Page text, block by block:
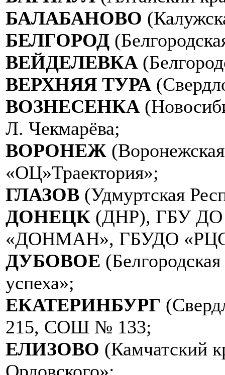
БАЛАБАНОВО
БЕЛГОРОД
ВЕЙДЕЛЕВКА
ВЕРХНЯЯ ТУРА
ВОЗНЕСЕНКА
Л. Чекмарёва;
ВОРОНЕЖ
«ОЦ»Траектория»;
ГЛАЗОВ (Удмуртская
ДОНЕЦК (ДНР), ГБУ ДО
«ДОНМАН», ГБУДО
ДУБОВОЕ
успеха»;
ЕКАТЕРИНБУРГ
215, СОШ № 133;
ЕЛИЗОВО